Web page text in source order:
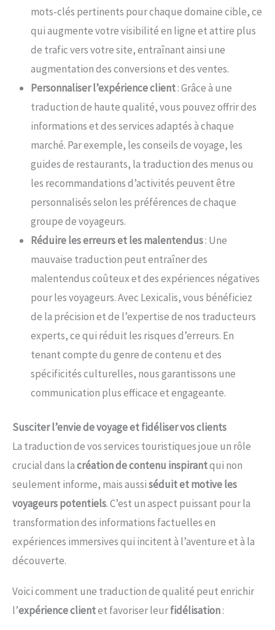
mots-clés pertinents pour chaque domaine cible, ce
qui augmente votre visibilité en ligne et attire plus
de trafic vers votre site, entraînant ainsi une
augmentation des conversions et des ventes.
Personnaliser l’expérience client: Grâce à une
traduction de haute qualité, vous pouvez offrir des
informations et des services adaptés à chaque
marché. Par exemple, les conseils de voyage, les
guides de restaurants, la traduction des menus ou
les recommandations d’activités peuvent être
personnalisés selon les préférences de chaque
groupe de voyageurs.
Réduire les erreurs et les malentendus: Une
mauvaise traduction peut entraîner des
malentendus coûteux et des expériences négatives
pour les voyageurs. Avec Lexicalis, vous bénéficiez
de la précision et de l’expertise de nos traducteurs
experts, ce qui réduit les risques d’erreurs. En
tenant compte du genre de contenu et des
spécificités culturelles, nous garantissons une
communication plus efficace et engageante.
Susciter l’envie de voyage et fidéliser vos clients
La traduction de vos services touristiques joue un rôle
crucial dans lacréation de contenu inspirantqui non
seulement informe, mais aussiséduit et motive les
voyageurs potentiels. C’est un aspect puissant pour la
transformation des informations factuelles en
expériences immersives qui incitent à l’aventure et à la
découverte.
Voici comment une traduction de qualité peut enrichir
l’expérience clientet favoriser leurfidélisation: